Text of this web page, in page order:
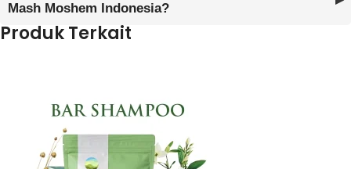
Mash Moshem Indonesia?
Produk Terkait